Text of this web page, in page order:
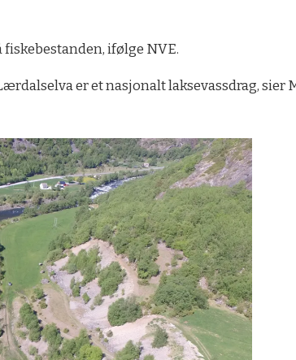
ifølge NVE.
er et nasjonalt laksevassdrag, sier